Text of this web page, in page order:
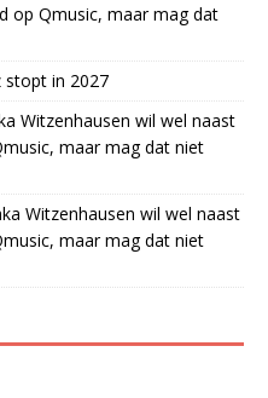
op Qmusic, maar mag dat
stopt in 2027
Witzenhausen wil wel naast
maar mag dat niet
Witzenhausen wil wel naast
maar mag dat niet